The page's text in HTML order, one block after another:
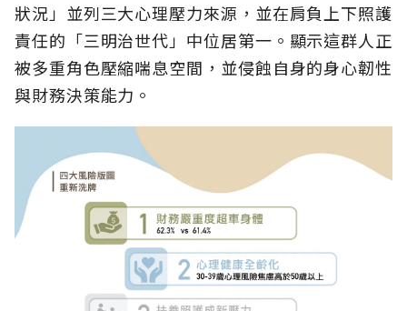
狀況」並列三大心理壓力來源，並在肩負上下照護
責任的「三明治世代」中位居第一。顯示這群人正
被多重角色壓縮喘息空間，並侵蝕自身的身心韌性
與財務決策能力。